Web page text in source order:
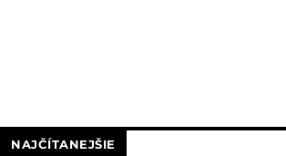
NAJČÍTANEJŠIE